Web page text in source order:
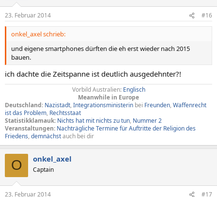
23. Februar 2014 #16
onkel_axel schrieb:
und eigene smartphones dürften die eh erst wieder nach 2015
bauen.
ich dachte die Zeitspanne ist deutlich ausgedehnter?!
Vorbild Australien: Englisch
Meanwhile in Europe
Deutschland: Nazistadt, Integrationsministerin bei Freunden, Waffenrecht
ist das Problem, Rechtsstaat
Statistikklamauk: Nichts hat mit nichts zu tun, Nummer 2
Veranstaltungen: NachträglicheTerminefür Auftritteder Religion des
Friedens, demnächstauch bei dir
O onkel_axel
Captain
23. Februar 2014 #17